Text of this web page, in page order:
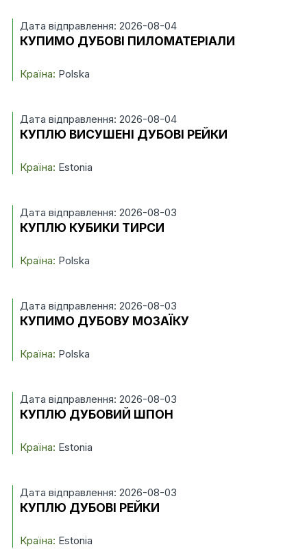
Дата відправлення: 2026-08-04
КУПИМО ДУБОВІ ПИЛОМАТЕРІАЛИ
Країна: Polska
Дата відправлення: 2026-08-04
КУПЛЮ ВИСУШЕНІ ДУБОВІ РЕЙКИ
Країна: Estonia
Дата відправлення: 2026-08-03
КУПЛЮ КУБИКИ ТИРСИ
Країна: Polska
Дата відправлення: 2026-08-03
КУПИМО ДУБОВУ МОЗАЇКУ
Країна: Polska
Дата відправлення: 2026-08-03
КУПЛЮ ДУБОВИЙ ШПОН
Країна: Estonia
Дата відправлення: 2026-08-03
КУПЛЮ ДУБОВІ РЕЙКИ
Країна: Estonia